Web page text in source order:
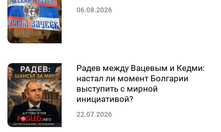
06.08.2026
Радев между Вацевым и Кедми:
настал ли момент Болгарии
выступить с мирной
инициативой?
22.07.2026